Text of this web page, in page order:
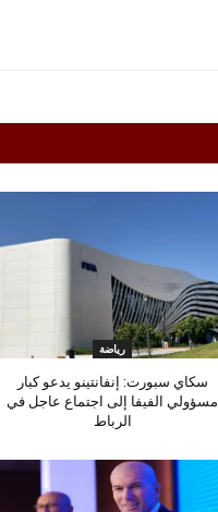
رياضة
سكاي سبورت: إنفانتينو يدعو كبار
مسؤولي الفيفا إلى اجتماع عاجل في
الرباط